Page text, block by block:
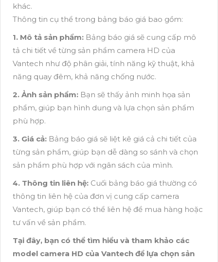
khác.
Thông tin cụ thể trong bảng báo giá bao gồm:
1. Mô tả sản phẩm: Bảng báo giá sẽ cung cấp mô
tả chi tiết về từng sản phẩm camera HD của
Vantech như độ phân giải, tính năng kỹ thuật, khả
năng quay đêm, khả năng chống nước.
2. Ảnh sản phẩm: Bạn sẽ thấy ảnh minh họa sản
phẩm, giúp bạn hình dung và lựa chọn sản phẩm
phù hợp.
3. Giá cả: Bảng báo giá sẽ liệt kê giá cả chi tiết của
từng sản phẩm, giúp bạn dễ dàng so sánh và chọn
sản phẩm phù hợp với ngân sách của mình.
4. Thông tin liên hệ: Cuối bảng báo giá thường có
thông tin liên hệ của đơn vị cung cấp camera
Vantech, giúp bạn có thể liên hệ để mua hàng hoặc
tư vấn về sản phẩm.
Tại đây, bạn có thể tìm hiểu và tham khảo các
model camera HD của Vantech để lựa chọn sản